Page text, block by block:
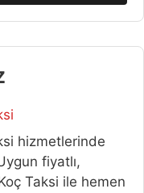
hizmetlerinde
fiyatlı,
Taksi ile hemen